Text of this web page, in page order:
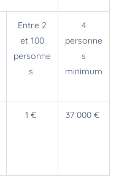
Entre 2
et 100
personne
s
4
personne
s
minimum
1 € 37 000 €